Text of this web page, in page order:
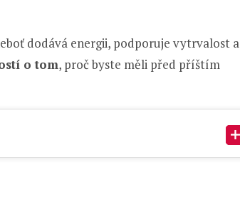
dodává energii, podporuje vytrvalost a
o tom, proč byste měli před příštím